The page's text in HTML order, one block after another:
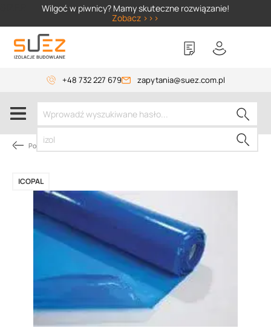
Wilgoć w piwnicy? Mamy skuteczne rozwiązanie!
Zobacz >>>
+48 732 227 679 zapytania@suez.com.pl
Pokrycie dachów płaskich
ICOPAL